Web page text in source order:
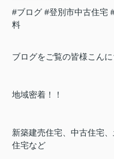
#ブログ #登別市中古住宅
料
ブログをご覧の皆様こんに
地域密着！！
新築建売住宅、中古住宅
住宅など